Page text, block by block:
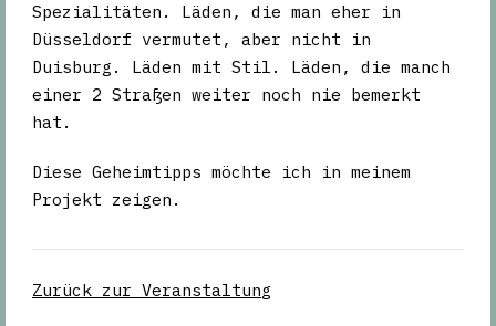
Spezialitäten. Läden, die man eher in
Düsseldorf vermutet, aber nicht in
Duisburg. Läden mit Stil. Läden, die manch
einer 2 Straßen weiter noch nie bemerkt
hat.
Diese Geheimtipps möchte ich in meinem
Projekt zeigen.
Zurück zur Veranstaltung